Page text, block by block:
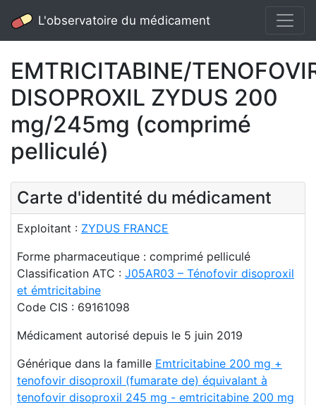
L'observatoire du médicament
EMTRICITABINE/
DISOPROXIL ZYDUS 200
mg/245mg (comprimé
pelliculé)
Carte d'identité du médicament
Exploitant : ZYDUS FRANCE
Forme pharmaceutique : comprimé pelliculé
Classification ATC : J05AR03 – Ténofovir disoproxil
et émtricitabine
Code CIS : 69161098
Médicament autorisé depuis le 5 juin 2019
Générique dans la famille Emtricitabine 200 mg +
tenofovir disoproxil (fumarate de) équivalant à
tenofovir disoproxil 245 mg - emtricitabine 200 mg